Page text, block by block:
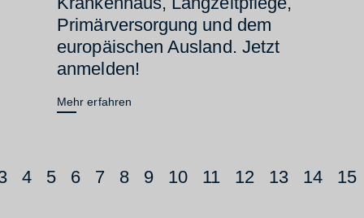
Primärversorgung und dem
europäischen Ausland. Jetzt
anmelden!
Mehr erfahren
4 5 6 7 8 9 10 11 12 13 14 15